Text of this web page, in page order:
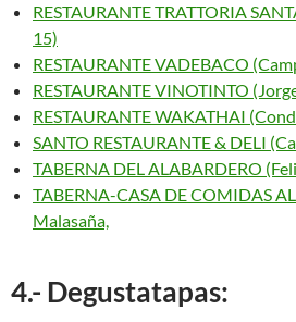
RESTAURANTE TRATTORIA
15)
RESTAURANTE VADEBACO
RESTAURANTE VINOTINTO
RESTAURANTE WAKATHAI
SANTO RESTAURANTE & DELI
TABERNA DEL ALABARDERO
TABERNA-CASA DE COMIDAS
Malasaña,
4.- Degustatapas: